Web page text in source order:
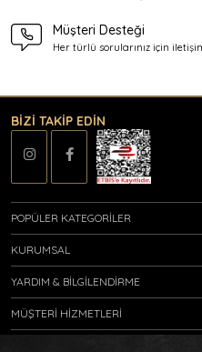
Müşteri Desteği
Her türlü sorularınız için
BİZİ TAKİP EDİN
POPÜLER KATEGORİLER
KURUMSAL
YARDIM & BİLGİLENDİRME
MÜŞTERİ HİZMETLERİ